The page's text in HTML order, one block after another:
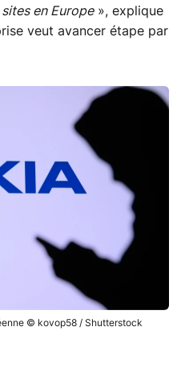
en Europe», explique
veut avancer étape par
© kovop58 / Shutterstock